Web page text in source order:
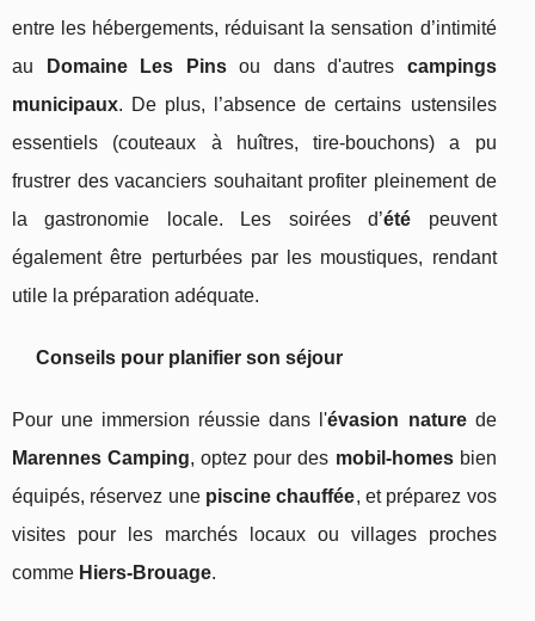
entre les hébergements, réduisant la sensation d’intimité
au
Domaine Les Pinsou dans d'autres campings
municipaux. De plus, l’absence de certains ustensiles
essentiels (couteaux à huîtres, tire-bouchons) a pu
frustrer des vacanciers souhaitant profiter pleinement de
la gastronomie locale. Les soirées d’été peuvent
également être perturbées par les moustiques, rendant
utile la préparation adéquate.
Conseils pour planifier son séjour
Pour une immersion réussie dans l'évasion naturede
Marennes Camping, optez pour des mobil-homesbien
équipés, réservez une piscine chauffée, et préparez vos
visites pour les marchés locaux ou villages proches
comme Hiers-Brouage.